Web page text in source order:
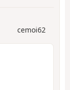
cemoi62